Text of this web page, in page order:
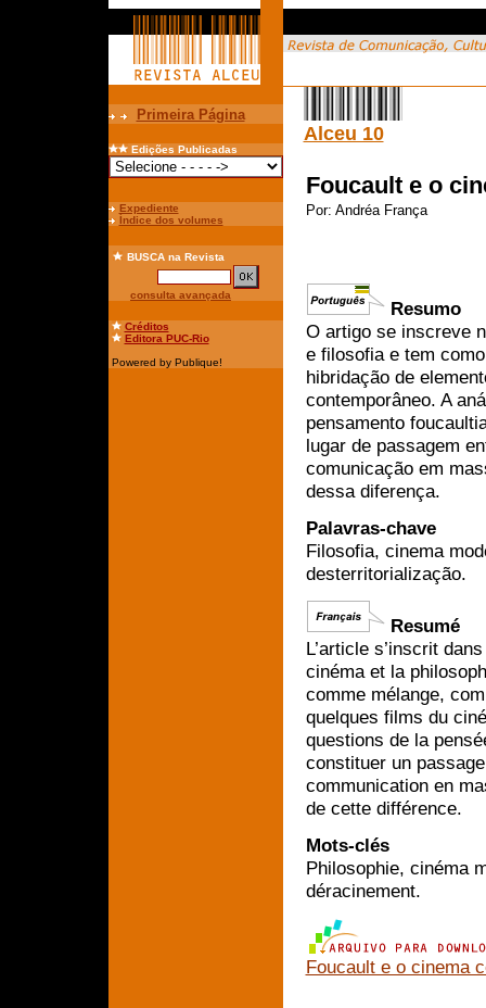
Primeira Página
Edições Publicadas
Expediente
Índice dos volumes
BUSCAna Revista
consulta avançada
Créditos
Editora PUC-Rio
Powered by Publique!
Alceu 10
Foucault e o
Por: Andréa França
Resumo
O artigo se inscreve
e filosofia e tem
hibridação de
contemporâneo. A
pensamento
lugar de passagem
comunicação em
dessa diferença.
Palavras-chave
Filosofia, cinema
desterritorialização.
Resumé
L’article s’inscrit
cinéma et la
comme mélange,
quelques films du
questions de la
constituer un
communication en
de cette différence.
Mots-clés
Philosophie, cinéma
déracinement.
Foucault e o cinema